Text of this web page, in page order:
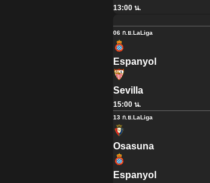
13:00 น.
06 ก.ย.LaLiga
Espanyol
Sevilla
15:00 น.
13 ก.ย.LaLiga
Osasuna
Espanyol